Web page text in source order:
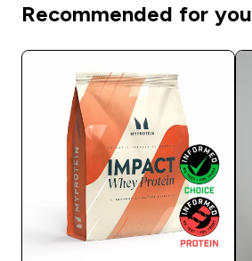
Recommended for you